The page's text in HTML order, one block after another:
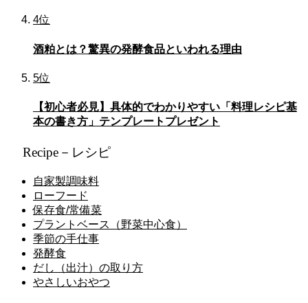
4位
酒粕とは？驚異の発酵食品といわれる理由
5位
【初心者必見】具体的でわかりやすい「料理レシピ基
本の書き方」テンプレートプレゼント
Recipe－レシピ
自家製調味料
ローフード
保存食/常備菜
プラントベース（野菜中心食）
季節の手仕事
発酵食
だし（出汁）の取り方
やさしいおやつ